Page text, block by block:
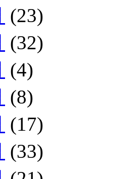
(23)
(32)
(4)
(8)
(17)
(33)